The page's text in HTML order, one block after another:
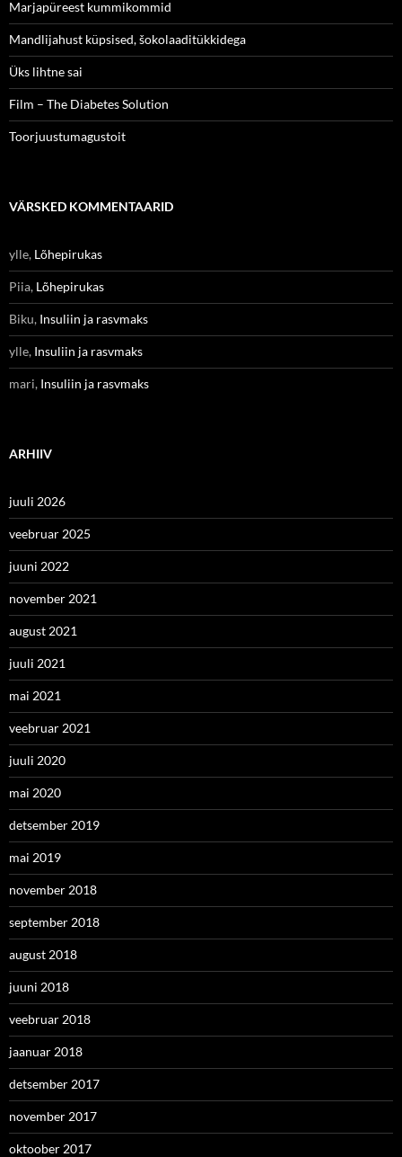
Marjapüreest kummikommid
Mandlijahust küpsised, šokolaaditükkidega
Üks lihtne sai
Film – The Diabetes Solution
Toorjuustumagustoit
VÄRSKED KOMMENTAARID
ylle, Lõhepirukas
Piia, Lõhepirukas
Biku, Insuliin ja rasvmaks
ylle, Insuliin ja rasvmaks
mari, Insuliin ja rasvmaks
ARHIIV
juuli 2026
veebruar 2025
juuni 2022
november 2021
august 2021
juuli 2021
mai 2021
veebruar 2021
juuli 2020
mai 2020
detsember 2019
mai 2019
november 2018
september 2018
august 2018
juuni 2018
veebruar 2018
jaanuar 2018
detsember 2017
november 2017
oktoober 2017